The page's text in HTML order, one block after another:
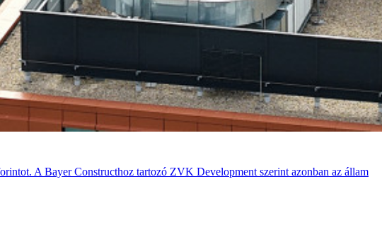
A Bayer Constructhoz tartozó ZVK Development szerint azonban az állam